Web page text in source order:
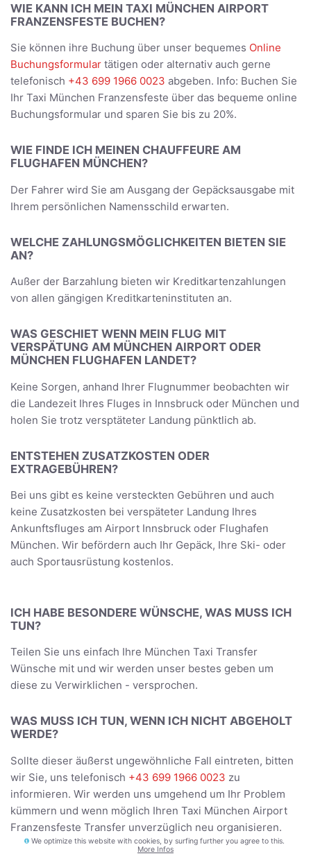
WIE KANN ICH MEIN TAXI MÜNCHEN AIRPORT
FRANZENSFESTE BUCHEN?
Sie können ihre Buchung über unser bequemes Online
Buchungsformular tätigen oder alternativ auch gerne
telefonisch +43 699 1966 0023 abgeben. Info: Buchen Sie
Ihr Taxi München Franzensfeste über das bequeme online
Buchungsformular und sparen Sie bis zu 20%.
WIE FINDE ICH MEINEN CHAUFFEURE AM
FLUGHAFEN MÜNCHEN?
Der Fahrer wird Sie am Ausgang der Gepäcksausgabe mit
Ihrem persönlichen Namensschild erwarten.
WELCHE ZAHLUNGSMÖGLICHKEITEN BIETEN SIE
AN?
Außer der Barzahlung bieten wir Kreditkartenzahlungen
von allen gängigen Kreditkarteninstituten an.
WAS GESCHIET WENN MEIN FLUG MIT
VERSPÄTUNG AM MÜNCHEN AIRPORT ODER
MÜNCHEN FLUGHAFEN LANDET?
Keine Sorgen, anhand Ihrer Flugnummer beobachten wir
die Landezeit Ihres Fluges in Innsbruck oder München und
holen Sie trotz versptäteter Landung pünktlich ab.
ENTSTEHEN ZUSATZKOSTEN ODER
EXTRAGEBÜHREN?
Bei uns gibt es keine versteckten Gebühren und auch
keine Zusatzkosten bei verspäteter Landung Ihres
Ankunftsfluges am Airport Innsbruck oder Flughafen
München. Wir befördern auch Ihr Gepäck, Ihre Ski- oder
auch Sportausrüstung kostenlos.
ICH HABE BESONDERE WÜNSCHE, WAS MUSS ICH
TUN?
Teilen Sie uns einfach Ihre München Taxi Transfer
Wünsche mit und wir werden unser bestes geben um
diese zu Verwirklichen - versprochen.
WAS MUSS ICH TUN, WENN ICH NICHT ABGEHOLT
WERDE?
Sollte dieser äußerst ungewöhnliche Fall eintreten, bitten
wir Sie, uns telefonisch +43 699 1966 0023 zu
informieren. Wir werden uns umgehend um Ihr Problem
kümmern und wenn möglich Ihren Taxi München Airport
Franzensfeste Transfer unverzüglich neu organisieren.
We optimize this website with cookies, by surfing further you agree to this.
More Infos